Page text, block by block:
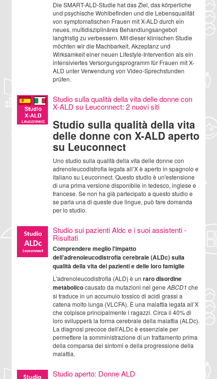
Die SMART-ALD-Studie hat das Ziel, das körperliche
und psychische Wohlbefinden und die Lebensqualität
von symptomatischen Frauen mit X-ALD durch ein
neues, multidisziplinäres Behandlungsangebot
langfristig zu verbessern. Mit dieser klinischen Studie
möchten wir die Machbarkeit, Akzeptanz und
Wirksamkeit einer neuen Lifestyle-Intervention als ein
intensiviertes Versorgungsprogramm für Frauen mit X-
ALD unter Verwendung von Video-Sprechstunden
prüfen.
Studio sulla qualità della vita delle donne con
X-ALD su Leuconnect: 2 nuovi siti
Studio sulla qualità della vita
delle donne con X-ALD aperto
su Leuconnect
Uno studio sulla qualità della vita delle donne con
adrenoleucodistrofia legata all’X è aperto in spagnolo e
italiano su Leuconnect. Questo studio è un'estensione
di una prima versione disponibile in tedesco, inglese e
francese. Se non ha già partecipato a questo studio e
se parla una di queste due lingue, può fare domanda
per lo studio.
Studio sui pazienti Aldc e i suoi assistenti -
Risultati
Comprendere meglio l'impatto
dell'adrenoleucodistrofia cerebrale (ALDc) sulla
qualità della vita dei pazienti e delle loro famiglie
L'adrenoleucodistrofia (ALD) è un raro disordine
metabolicocausato da mutazioni nel gene ABCD1 che
si traduce in un accumulo tossico di acidi grassi a
catena molto lunga (VLCFA). È una malattia legata all’X
che colpisce principalmente i ragazzi. Circa il 40% di
loro svilupperà la forma cerebrale della malattia (ALDc).
La diagnosi precoce dell'ALDc è essenziale per
permettere la somministrazione di un trattamento prima
della comparsa dei sintomi e della progressione della
malattia.
Studio aperto: Donne ALD